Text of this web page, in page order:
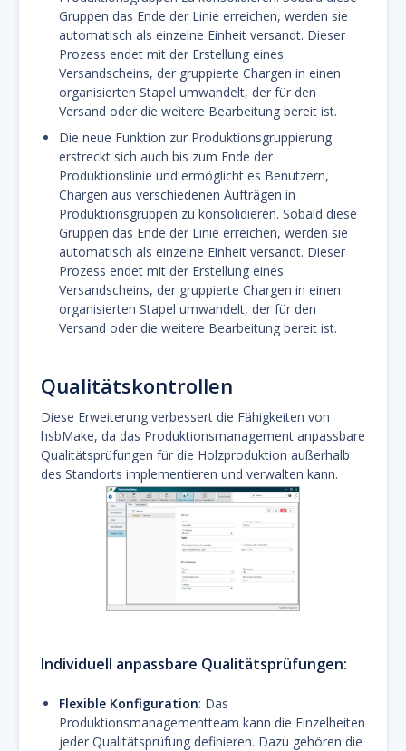
Gruppen das Ende der Linie erreichen, werden sie
automatisch als einzelne Einheit versandt. Dieser
Prozess endet mit der Erstellung eines
Versandscheins, der gruppierte Chargen in einen
organisierten Stapel umwandelt, der für den
Versand oder die weitere Bearbeitung bereit ist.
Die neue Funktion zur Produktionsgruppierung
erstreckt sich auch bis zum Ende der
Produktionslinie und ermöglicht es Benutzern,
Chargen aus verschiedenen Aufträgen in
Produktionsgruppen zu konsolidieren. Sobald diese
Gruppen das Ende der Linie erreichen, werden sie
automatisch als einzelne Einheit versandt. Dieser
Prozess endet mit der Erstellung eines
Versandscheins, der gruppierte Chargen in einen
organisierten Stapel umwandelt, der für den
Versand oder die weitere Bearbeitung bereit ist.
Qualitätskontrollen
Diese Erweiterung verbessert die Fähigkeiten von
hsbMake, da das Produktionsmanagement anpassbare
Qualitätsprüfungen für die Holzproduktion außerhalb
des Standorts implementieren und verwalten kann.
Individuell anpassbare Qualitätsprüfungen:
Flexible Konfiguration: Das
Produktionsmanagementteam kann die Einzelheiten
jeder Qualitätsprüfung definieren. Dazu gehören die